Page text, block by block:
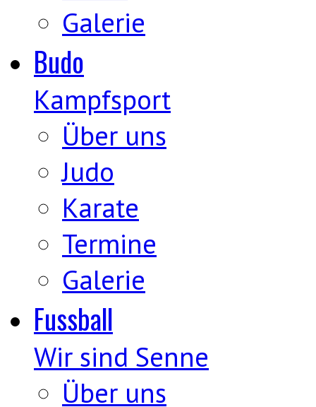
Galerie
Budo
Kampfsport
Über uns
Judo
Karate
Termine
Galerie
Fussball
Wir sind Senne
Über uns